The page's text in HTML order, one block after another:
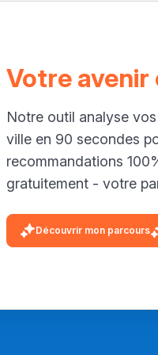
Votre avenir
Notre outil analyse
ville en 90 secondes
recommandations
gratuitement - votre
Découvrir mon parcours